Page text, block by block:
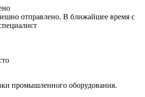
отправлено. В ближайшее время с
промышленного оборудования.